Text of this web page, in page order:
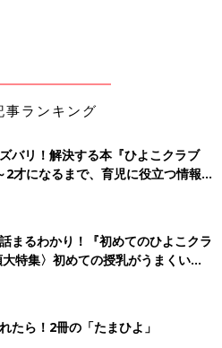
って感じで。ママとパパの違いが
わからないんですけど、いろいろ
うん」って相づちを打ちながら聞
るというよりは、大人に接するの
ー、それはママがおらんときは
じで。そうしたら、あるとき娘も
ん」とやっていたんです。これっ
は笑ってしまいました。
0歳代とはまた違ったかわいらしさ
事ランキング
バリ！解決する本『ひよこクラブ
才になるまで、育児に役立つ情報が
まるわかり！『初めてのひよこクラ
特集〉初めての授乳がうまくい
ルクの基本と夏のトラブル 解決テ
たら！2冊の「たまひよ」